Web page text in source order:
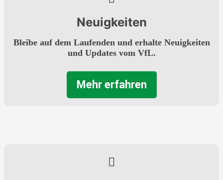
Neuigkeiten
Bleibe auf dem Laufenden und erhalte Neuigkeiten
und Updates vom VfL.
Mehr erfahren